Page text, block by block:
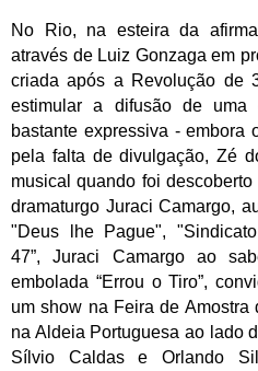
No Rio, na esteira da
através de Luiz Gonzaga em
criada após a Revolução de
estimular a difusão de uma
bastante expressiva - embora
pela falta de divulgação, Zé
musical quando foi
dramaturgo Juraci Camargo,
"Deus lhe Pague",
47”, Juraci Camargo ao
embolada “Errou o Tiro”,
um show na Feira de
na Aldeia Portuguesa ao lado
Sílvio Caldas e Orlando